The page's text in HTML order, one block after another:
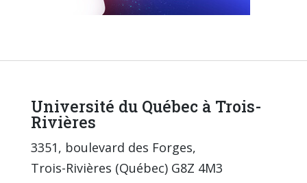
Université du Québec à Trois-
Rivières
3351, boulevard des Forges,
Trois-Rivières (Québec) G8Z 4M3